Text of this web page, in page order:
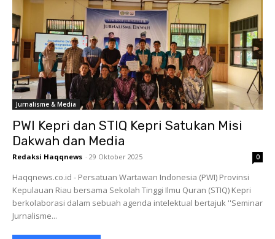
Jurnalisme & Media
PWI Kepri dan STIQ Kepri Satukan Misi
Dakwah dan Media
Redaksi Haqqnews - 29 Oktober 2025 0
Haqqnews.co.id - Persatuan Wartawan Indonesia (PWI) Provinsi
Kepulauan Riau bersama Sekolah Tinggi Ilmu Quran (STIQ) Kepri
berkolaborasi dalam sebuah agenda intelektual bertajuk ''Seminar
Jurnalisme...